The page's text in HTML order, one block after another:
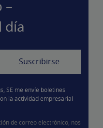
–
día
SE me envíe boletines
la actividad empresarial
de correo electrónico, nos